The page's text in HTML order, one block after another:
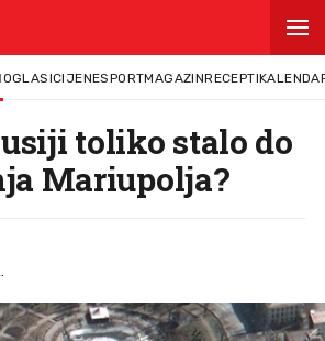
OGLASICIJENESPORTMAGAZINRECEPTI
toliko stalo do
Mariupolja?